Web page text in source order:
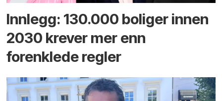
Innlegg: 130.000 boliger innen
2030 krever mer enn
forenklede regler